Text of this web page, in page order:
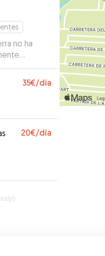
35€/día
20€/día